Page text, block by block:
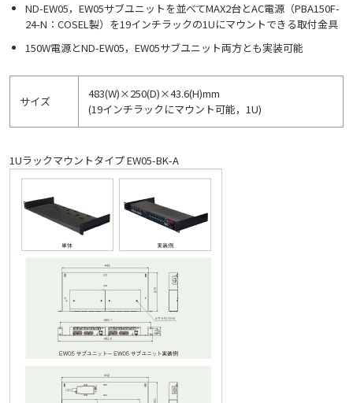
ND-EW05，EW05サブユニットを並べてMAX2台とAC電源（PBA150F-
24-N：COSEL製）を19インチラックの1Uにマウントできる取付金具
150W電源とND-EW05，EW05サブユニット両方とも実装可能
サイズ
483(W)×250(D)×43.6(H)mm
(19インチラックにマウント可能，1U)
1Uラックマウントタイプ EW05-BK-A